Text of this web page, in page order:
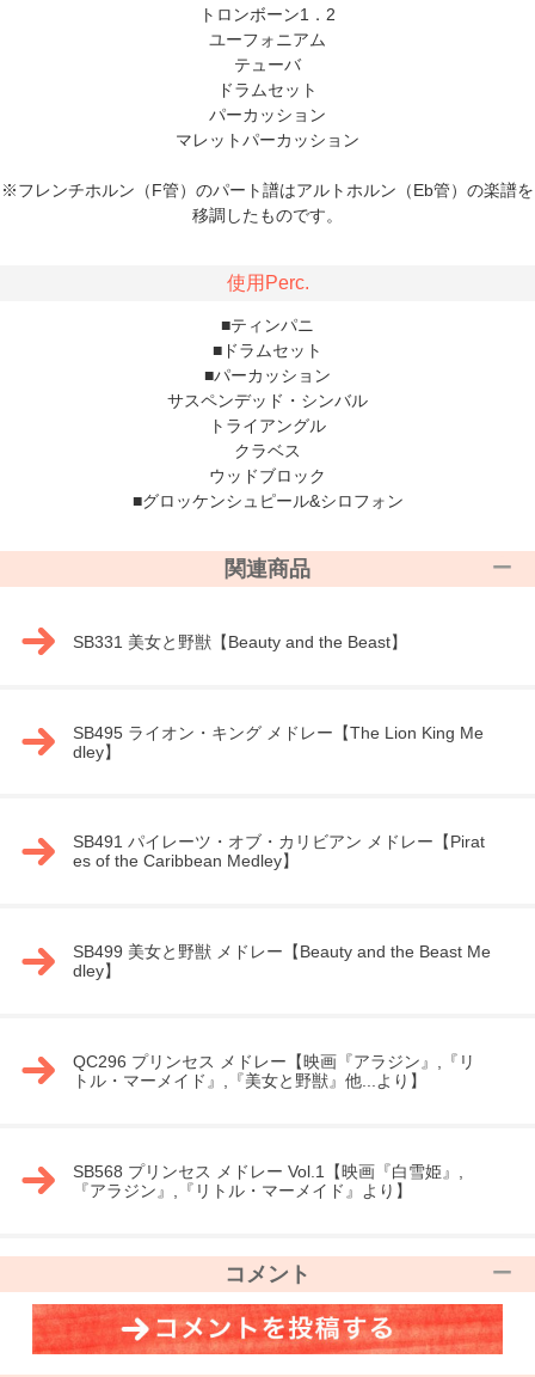
トロンボーン1．2
ユーフォニアム
テューバ
ドラムセット
パーカッション
マレットパーカッション
※フレンチホルン（F管）のパート譜はアルトホルン（Eb管）の楽譜を
移調したものです。
使用Perc.
■ティンパニ
■ドラムセット
■パーカッション
サスペンデッド・シンバル
トライアングル
クラベス
ウッドブロック
■グロッケンシュピール&シロフォン
関連商品
SB331 美女と野獣【Beauty and the Beast】
SB495 ライオン・キング メドレー【The Lion King Me
dley】
SB491 パイレーツ・オブ・カリビアン メドレー【Pirat
es of the Caribbean Medley】
SB499 美女と野獣 メドレー【Beauty and the Beast Me
dley】
QC296 プリンセス メドレー【映画『アラジン』,『リ
トル・マーメイド』,『美女と野獣』他...より】
SB568 プリンセス メドレー Vol.1【映画『白雪姫』,
『アラジン』,『リトル・マーメイド』より】
コメント